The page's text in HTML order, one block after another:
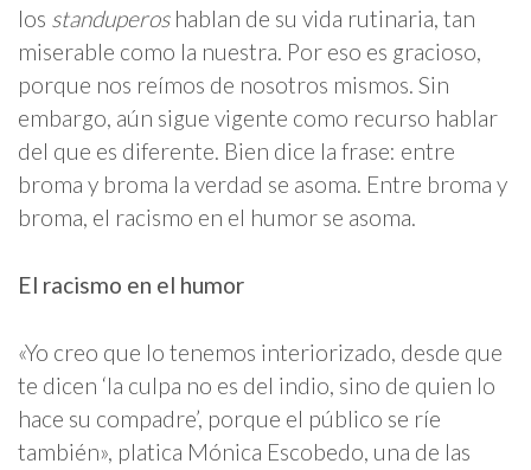
los standuperoshablan de su vida rutinaria, tan
miserable como la nuestra. Por eso es gracioso,
porque nos reímos de nosotros mismos. Sin
embargo, aún sigue vigente como recurso hablar
del que es diferente. Bien dice la frase: entre
broma y broma la verdad se asoma. Entre broma y
broma, el racismo en el humor se asoma.
El racismo en el humor
«Yo creo que lo tenemos interiorizado, desde que
te dicen ‘la culpa no es del indio, sino de quien lo
hace su compadre’, porque el público se ríe
también», platica Mónica Escobedo, una de las